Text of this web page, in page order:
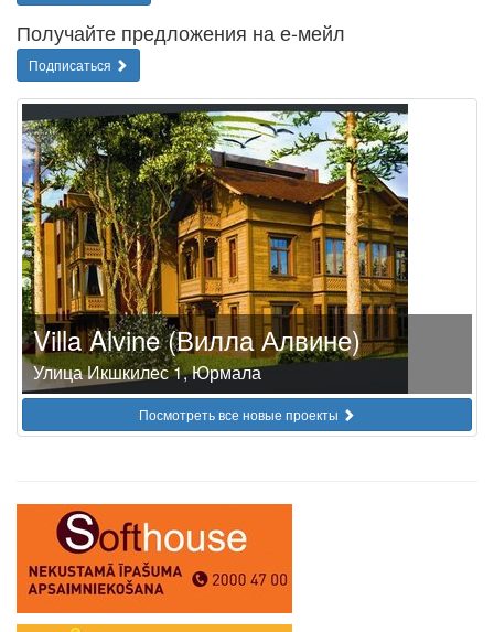
Получайте предложения на е-мейл
Подписаться
Villa Alvine (Вилла Алвине)
Улица Икшкилес 1, Юрмала
Посмотреть все новые проекты